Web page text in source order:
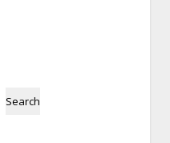
Search